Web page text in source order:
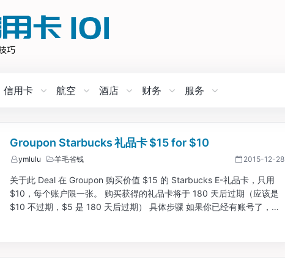
信用卡 航空 酒店 财务 服务
Groupon Starbucks 礼品卡 $15 for $10
ymlulu 羊毛省钱 2015-12-28
关于此 Deal 在 Groupon 购买价值 $15 的 Starbucks E-礼品卡，只用
$10，每个账户限一张。 购买获得的礼品卡将于 180 天后过期（应该是
$10 不过期，$5 是 180 天后过期） 具体步骤 如果你已经有账号了，不